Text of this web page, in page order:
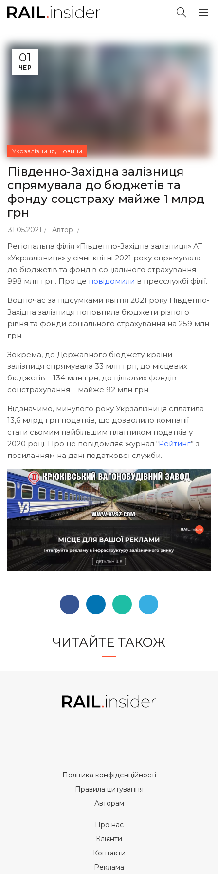
01
ЧЕР
Укрзалізниця, Новини
Південно-Західна залізниця
спрямувала до бюджетів та
фонду соцстраху майже 1 млрд
грн
31.05.2021 Автор
Регіональна філія «Південно-Західна залізниця» АТ
«Укрзалізниця» у січні-квітні 2021 року спрямувала
до бюджетів та фондів соціального страхування
998 млн грн. Про це повідомили в пресслужбі філії.
Водночас за підсумками квітня 2021 року Південно-
Західна залізниця поповнила бюджети різного
рівня та фонди соціального страхування на 259 млн
грн.
Зокрема, до Державного бюджету країни
залізниця спрямувала 33 млн грн, до місцевих
бюджетів – 134 млн грн, до цільових фондів
соцстрахування – майже 92 млн грн.
Відзначимо, минулого року Укрзалізниця сплатила
13,6 млрд грн податків, що дозволило компанії
стати сьомим найбільшим платником податків у
2020 році. Про це повідомляє журнал “Рейтинг” з
посиланням на дані податкової служби.
ЧИТАЙТЕ ТАКОЖ
Політика конфіденційності
Правила цитування
Авторам
Про нас
Клієнти
Контакти
Реклама